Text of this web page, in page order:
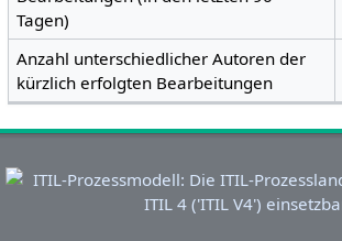
Tagen)
Anzahl unterschiedlicher Autoren der
kürzlich erfolgten Bearbeitungen